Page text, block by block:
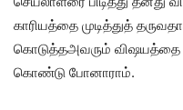
காரியத்தை முடித்துத்
கொடுத்தஅவரும் விஷயத்தை
கொண்டு போனாராம்.